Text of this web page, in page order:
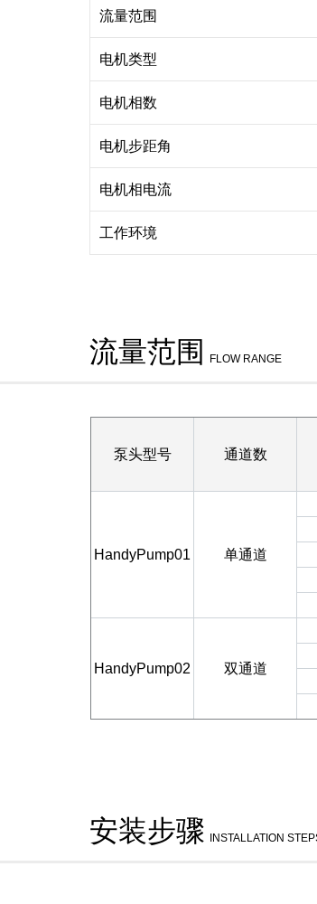
流量范围
电机类型
电机相数
电机步距角
电机相电流
工作环境
流量范围 FLOW RANGE
泵头型号 通道数
HandyPump01 单通道
HandyPump02 双通道
安装步骤 INSTALLATION